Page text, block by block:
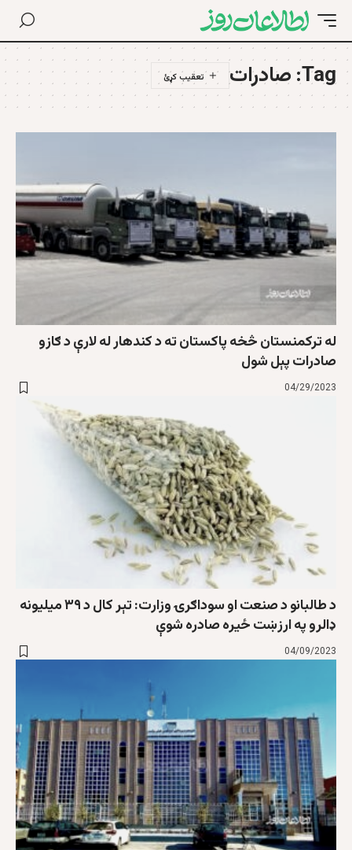
Tag: صادرات
له ترکمنستان څخه پاکستان ته د کندهار له لارې د ګازو
صادرات پېل شول
04/29/2023
د طالبانو د صنعت او سوداګرۍ وزارت: تېر کال د ۳۹ ميليونه
ډالرو په ارزښت ځيره صادره شوې
04/09/2023